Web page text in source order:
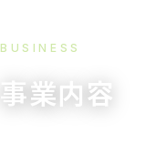
BUSINESS
事業内容